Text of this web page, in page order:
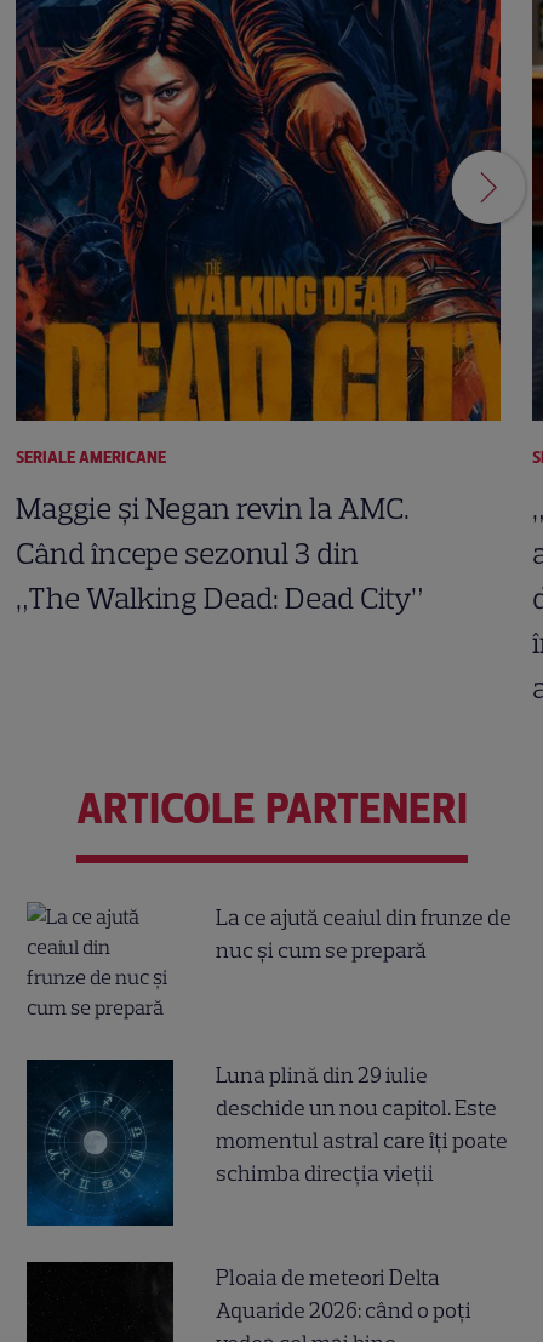
SERIALE AMERICANE
Maggie și Negan revin la AMC.
Când începe sezonul 3 din
„The Walking Dead: Dead City”
ARTICOLE PARTENERI
La ce ajută ceaiul din frunze de
nuc și cum se prepară
Luna plină din 29 iulie
deschide un nou capitol. Este
momentul astral care îți poate
schimba direcția vieții
Ploaia de meteori Delta
Aquaride 2026: când o poți